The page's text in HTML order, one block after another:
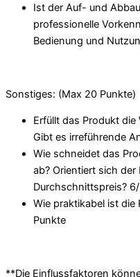
Ist der Auf- und
professionelle
Bedienung und
Sonstiges: (Max 20 Punkte)
Erfüllt das Produkt
Gibt es irreführende
Wie schneidet das
ab? Orientiert sich
Durchschnittspreis? 6/
Wie praktikabel ist die
Punkte
**Die Einflussfaktoren